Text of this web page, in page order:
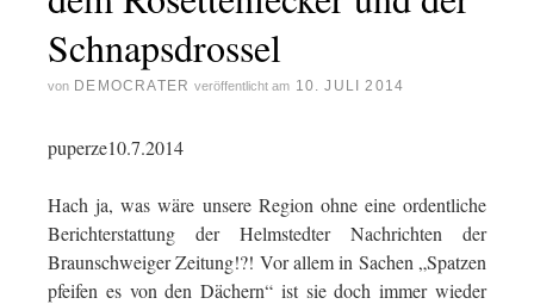
Schnapsdrossel
von DEMOCRATER veröffentlicht am 10. JULI 2014
puperze10.7.2014
Hach ja, was wäre unsere Region ohne eine ordentliche
Berichterstattung der Helmstedter Nachrichten der
Braunschweiger Zeitung!?! Vor allem in Sachen „Spatzen
pfeifen es von den Dächern“ ist sie doch immer wieder